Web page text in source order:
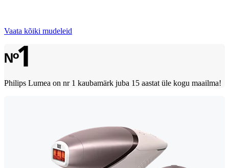
Vaata kõiki mudeleid
Philips Lumea on nr 1 kaubamärk juba 15 aastat üle kogu maailma!